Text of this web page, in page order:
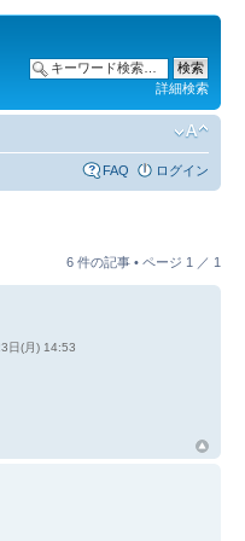
詳細検索
FAQ ログイン
6 件の記事 • ページ 1 ／ 1
日(月) 14:53